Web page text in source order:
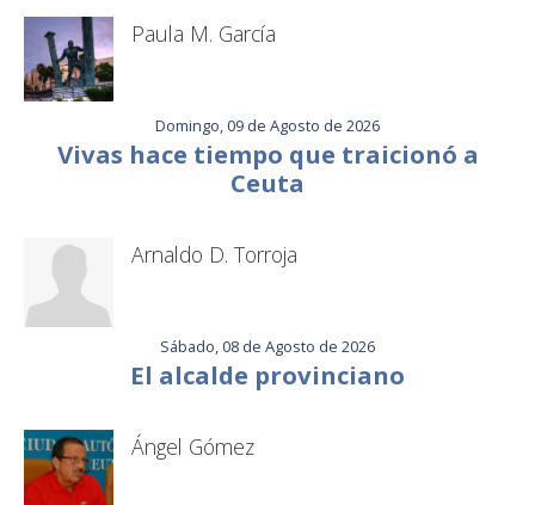
Paula M. García
Domingo, 09 de Agosto de 2026
Vivas hace tiempo que traicionó a
Ceuta
Arnaldo D. Torroja
Sábado, 08 de Agosto de 2026
El alcalde provinciano
Ángel Gómez